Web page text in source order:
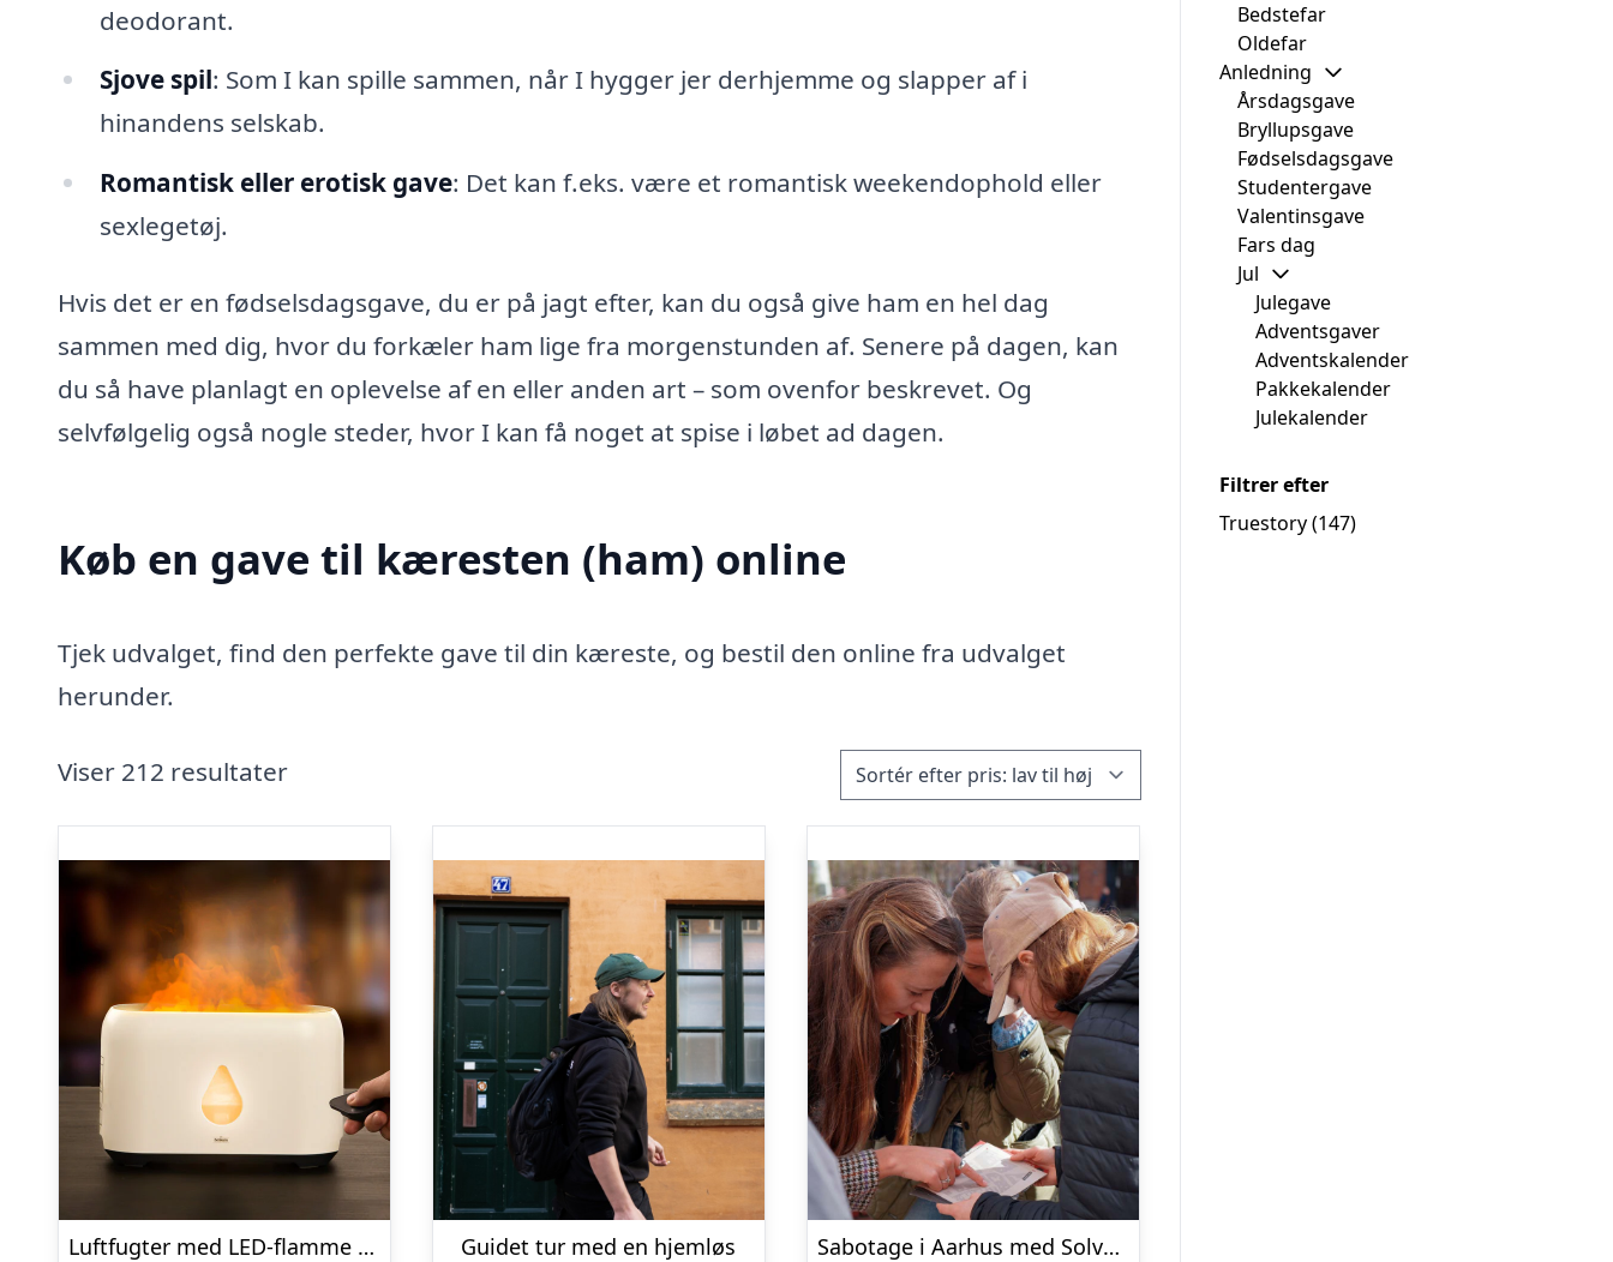
deodorant.
Sjove spil: Som I kan spille sammen, når I hygger jer derhjemme og slapper af i
hinandens selskab.
Romantisk eller erotisk gave: Det kan f.eks. være et romantisk weekendophold eller
sexlegetøj.
Hvis det er en fødselsdagsgave, du er på jagt efter, kan du også give ham en hel dag
sammen med dig, hvor du forkæler ham lige fra morgenstunden af. Senere på dagen, kan
du så have planlagt en oplevelse af en eller anden art – som ovenfor beskrevet. Og
selvfølgelig også nogle steder, hvor I kan få noget at spise i løbet ad dagen.
Køb en gave til kæresten (ham) online
Tjek udvalget, find den perfekte gave til din kæreste, og bestil den online fra udvalget
herunder.
Viser 212 resultater
Luftfugter med LED-flamme – Zenkuru
Guidet tur med en hjemløs
Sabotage i Aarhus med Solve a Mystery
Bedstefar
Oldefar
Anledning
Årsdagsgave
Bryllupsgave
Fødselsdagsgave
Studentergave
Valentinsgave
Fars dag
Jul
Julegave
Adventsgaver
Adventskalender
Pakkekalender
Julekalender
Filtrer efter
Truestory(147)